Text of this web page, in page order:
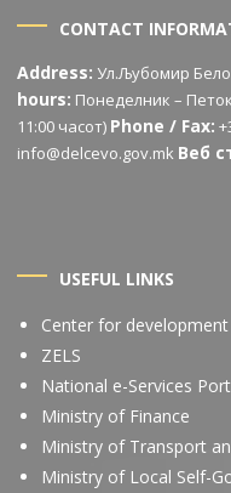
CONTACT
Address: Ул.Љубомир
hours: Понеделник –
11:00 часот) Phone / Fax:
info@delcevo.gov.mk Веб
USEFUL LINKS
Center for
ZELS
National e-Services
Ministry of Finance
Ministry of Transport
Ministry of Local Self-